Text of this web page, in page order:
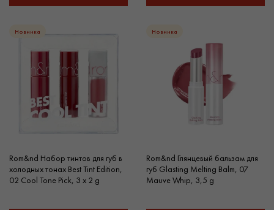
Новинка
Rom&nd Набор тинтов для губ в
холодных тонах Best Tint Edition,
02 Cool Tone Pick, 3 х 2 g
Новинка
Rom&nd Глянцевый бальзам для
губ Glasting Melting Balm, 07
Mauve Whip, 3,5 g